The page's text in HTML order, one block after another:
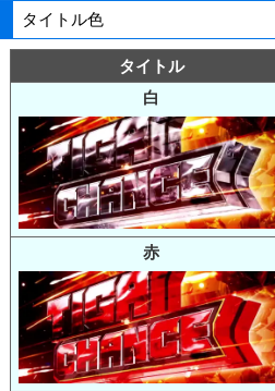
タイトル色
タイトル
白
赤